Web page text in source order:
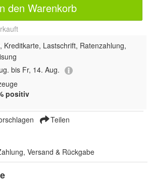
den Warenkorb
, Kreditkarte, Lastschrift, Ratenzahlung,
bis Fr, 14. Aug.
positiv
Teilen
Versand & Rückgabe